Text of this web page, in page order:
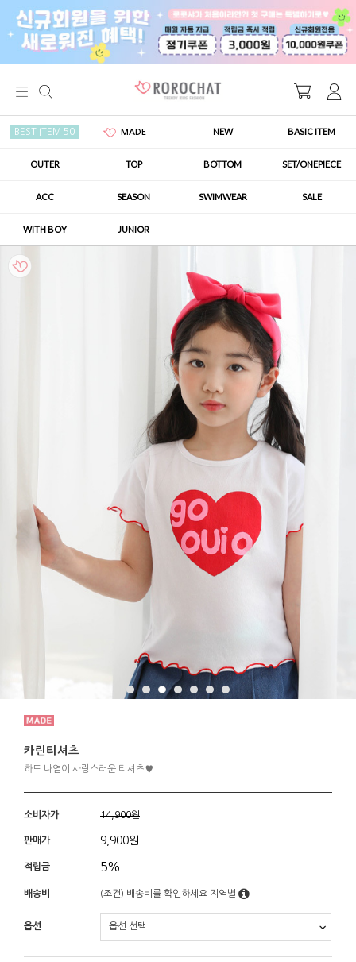
BEST ITEM 50 MADE NEW BASIC ITEM
OUTER TOP BOTTOM SET/ONEPIECE
ACC SEASON SWIMWEAR SALE
WITH BOY JUNIOR
카린티셔츠
하트 나염이 사랑스러운 티셔츠♥
소비자가 14,900원
판매가 9,900원
적립금 5%
배송비 (조건) 배송비를 확인하세요 지역별
옵션